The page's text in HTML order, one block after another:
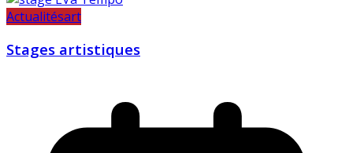
Actualitésart
Stages artistiques